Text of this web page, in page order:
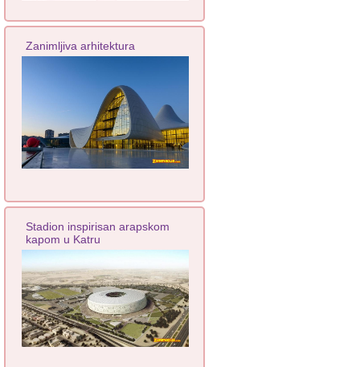
Zanimljiva arhitektura
Stadion inspirisan arapskom
kapom u Katru